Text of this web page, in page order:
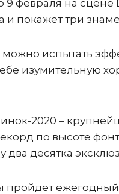
9 февраля на
и покажет три
испытать
изумительную
2020 –
по высоте
два десятка
ежегодный